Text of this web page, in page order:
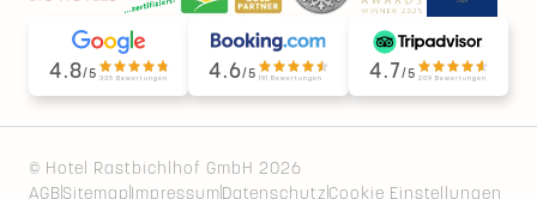
4.8/5 335 Bewertungen 4.6/5 191 Bewertungen 4.7/5 209 Bewertungen
© Hotel Rastbichlhof GmbH 2026
AGBSitemap ImpressumDatenschutz Cookie Einstellungen